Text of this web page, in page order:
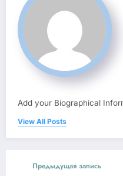
Add your Biographical
View All Posts
Предыдущая запись